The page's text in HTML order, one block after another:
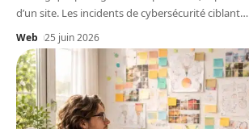
d’un site. Les incidents de cybersécurité ciblant…
Web 25 juin 2026